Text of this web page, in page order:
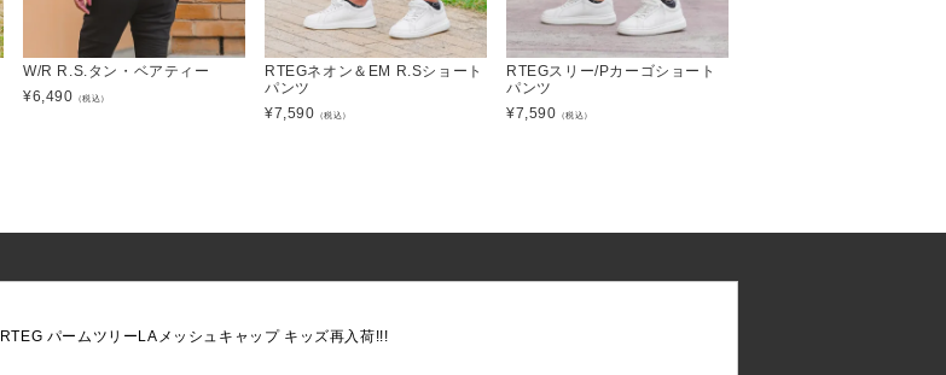
W/R R.S.タン・ベアティー
¥6,490 （税込）
RTEGネオン＆EM R.Sショート
パンツ
¥7,590 （税込）
RTEGスリー/Pカーゴショート
パンツ
¥7,590 （税込）
RTEG パームツリーLAメッシュキャップ キッズ再入荷!!!